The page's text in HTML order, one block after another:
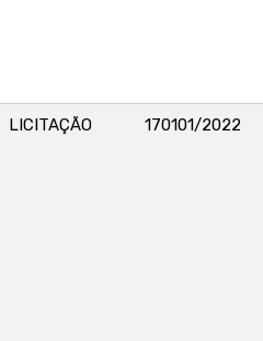
LICITAÇÃO 170101/2022